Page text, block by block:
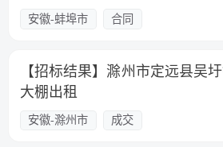
安徽-蚌埠市 合同
【招标结果】滁州市定远县吴
大棚出租
安徽-滁州市 成交